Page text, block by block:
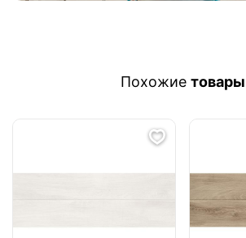
Похожие товары